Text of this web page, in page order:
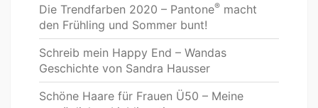
Die Trendfarben 2020 – Pantone® macht
den Frühling und Sommer bunt!
Schreib mein Happy End – Wandas
Geschichte von Sandra Hausser
Schöne Haare für Frauen Ü50 – Meine